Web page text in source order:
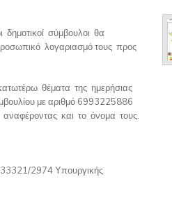
σύμβουλοι θα
λογαριασμό τους προς
θέματα της ημερήσιας
με αριθμό 6993225886
και το όνομα τους.
2974 Υπουργικής